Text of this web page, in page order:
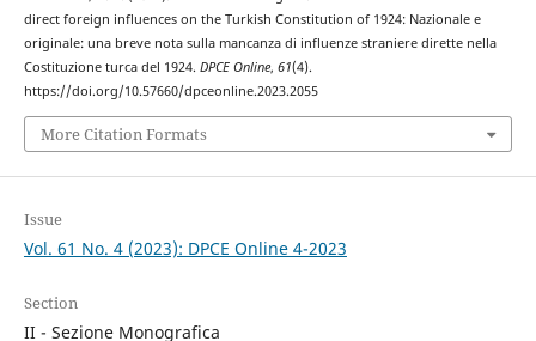
direct foreign influences on the Turkish Constitution of 1924: Nazionale e
originale: una breve nota sulla mancanza di influenze straniere dirette nella
Costituzione turca del 1924. DPCE Online, 61(4).
https://doi.org/10.57660/dpceonline.2023.2055
More Citation Formats
Issue
Vol. 61 No. 4 (2023): DPCE Online 4-2023
Section
II - Sezione Monografica